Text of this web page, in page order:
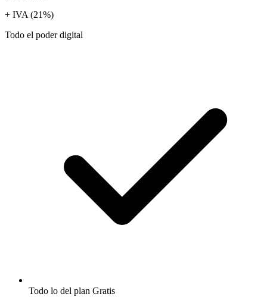
+ IVA (21%)
Todo el poder digital
Todo lo del plan Gratis